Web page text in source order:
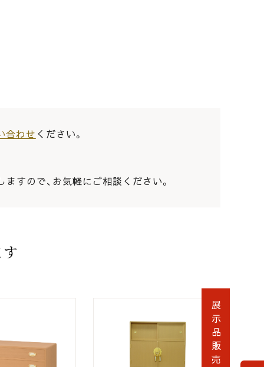
合わせ ください。
すので、お気軽にご相談ください。
展示品販売